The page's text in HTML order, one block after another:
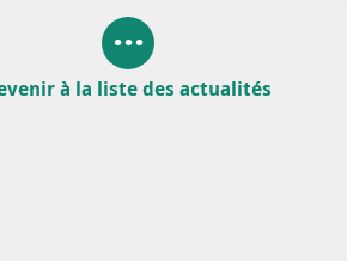
à la liste des actualités